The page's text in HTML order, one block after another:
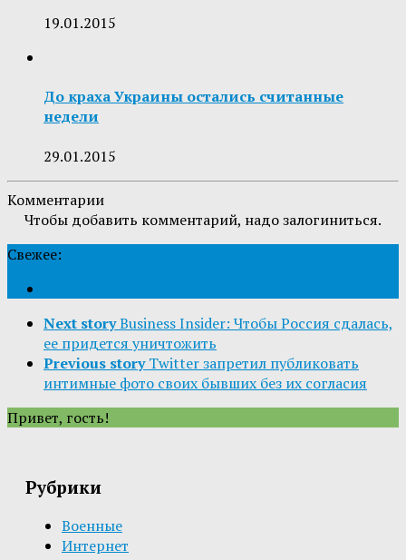
19.01.2015
До краха Украины остались считанные
недели
29.01.2015
Комментарии
Чтобы добавить комментарий, надо залогиниться.
Свежее:
Next storyBusiness Insider: Чтобы Россия сдалась,
ее придется уничтожить
Previous story Twitter запретил публиковать
интимные фото своих бывших без их согласия
Привет, гость!
Рубрики
Военные
Интернет